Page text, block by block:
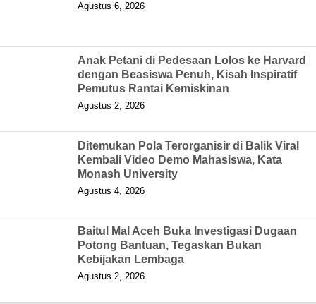
Agustus 6, 2026
Anak Petani di Pedesaan Lolos ke Harvard
dengan Beasiswa Penuh, Kisah Inspiratif
Pemutus Rantai Kemiskinan
Agustus 2, 2026
Ditemukan Pola Terorganisir di Balik Viral
Kembali Video Demo Mahasiswa, Kata
Monash University
Agustus 4, 2026
Baitul Mal Aceh Buka Investigasi Dugaan
Potong Bantuan, Tegaskan Bukan
Kebijakan Lembaga
Agustus 2, 2026